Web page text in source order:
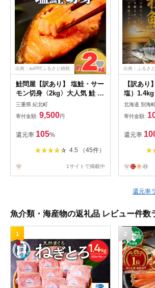
出典：auPAYふるさと納税
鮭問屋【訳あり】 塩鮭・サー
モン切身〈2kg〉大人気 鮭 切
り身 家計応援 不揃い 鮭問屋
直送【MS03】
三重県 紀北町
寄付金額: 9,500円
還元率 105%
4.5 （45件）
1サイトで掲載中
出典：ふるさ
【訳あり
塩）1.4kg
北海道 別海町
寄付金額:
還元率
還元率
魚介類・海産物の返礼品 レビュー件数
1 2